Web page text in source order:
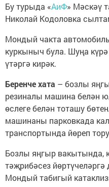
Бу турыда «АиФ» Мәскәү
Николай Кодоловка
Мондый чакта
куркыныч була. Шуңа
үтәргә кирәк.
Беренче хата – бозлы
резиналы машина белән
өслеге белән тоташу
машинаны парковкада
транспортында йөреп
Бозлы яңгыр вакытында,
тәҗрибәсез
Мондый табигый